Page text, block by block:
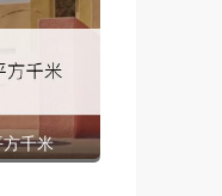
千米